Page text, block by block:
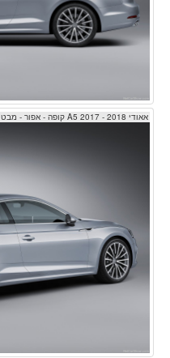
אאודי A5 2017 - 2018 קופה - אפור - מבט מאחור